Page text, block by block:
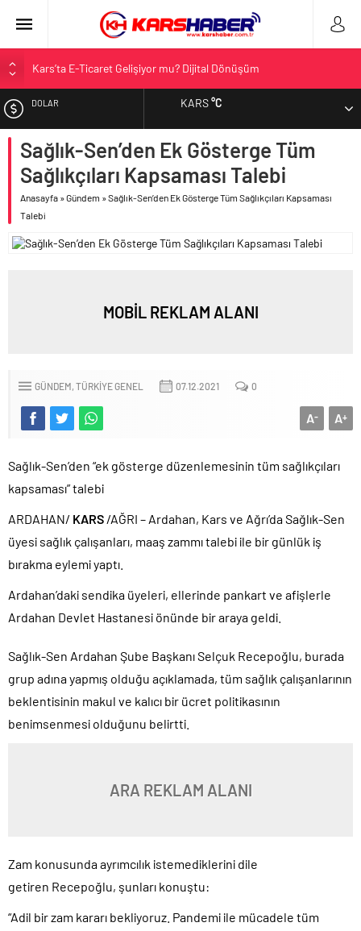
Kars’ta E-Ticaret Gelişiyor mu? Dijital Dönüşüm
Kars Halkı Yeni Parti Hakkında Ne Düşünüyor?
Sarıkamış’a Bağlı Köyler ve Yaygın Soyadları
Kağızman Köyleri ve En Çok Kullanılan Soyadları | Kars Haber
DOLAR
EURO
ALTIN
KARS°C
Sağlık-Sen’den Ek Gösterge Tüm
Sağlıkçıları Kapsaması Talebi
Anasayfa »Gündem »Sağlık-Sen’den Ek Gösterge Tüm Sağlıkçıları Kapsaması
Talebi
MOBİL REKLAM ALANI
GÜNDEM TÜRKIYE GENEL 07.12.2021 0
A+
A-
Sağlık-Sen’den “ek gösterge düzenlemesinin tüm sağlıkçıları
kapsaması” talebi
ARDAHAN/ KARS /AĞRI – Ardahan, Kars ve Ağrı’da Sağlık-Sen
üyesi sağlık çalışanları, maaş zammı talebi ile bir günlük iş
bırakma eylemi yaptı.
Ardahan’daki sendika üyeleri, ellerinde pankart ve afişlerle
Ardahan Devlet Hastanesi önünde bir araya geldi.
Sağlık-Sen Ardahan Şube Başkanı Selçuk Recepoğlu, burada
grup adına yapmış olduğu açıklamada, tüm sağlık çalışanlarının
beklentisinin makul ve kalıcı bir ücret politikasının
benimsenmesi olduğunu belirtti.
ARA REKLAM ALANI
Zam konusunda ayrımcılık istemediklerini dile
getiren Recepoğlu, şunları konuştu:
“Adil bir zam kararı bekliyoruz. Pandemi ile mücadele tüm